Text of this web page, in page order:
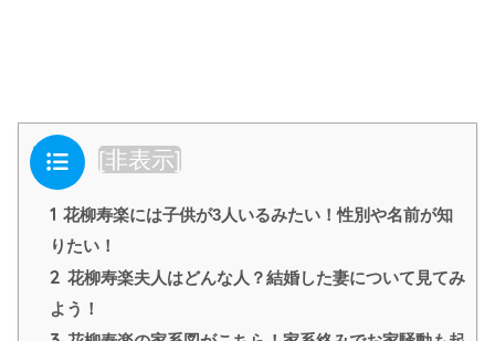
目次 [非表示]
1 花柳寿楽には子供が3人いるみたい！性別や名前が知
りたい！
2 花柳寿楽夫人はどんな人？結婚した妻について見てみ
よう！